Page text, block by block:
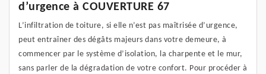
d’urgence à COUVERTURE 67
L’infiltration de toiture, si elle n’est pas maîtrisée d’urgence,
peut entraîner des dégâts majeurs dans votre demeure, à
commencer par le système d’isolation, la charpente et le mur,
sans parler de la dégradation de votre confort. Pour procéder à